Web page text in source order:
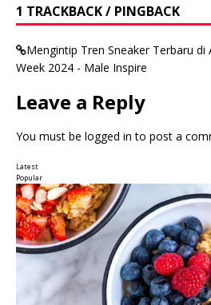
1 TRACKBACK / PINGBACK
Mengintip Tren Sneaker Terbaru di
Week 2024 - Male Inspire
Leave a Reply
You must be logged in to post a
Latest
Popular